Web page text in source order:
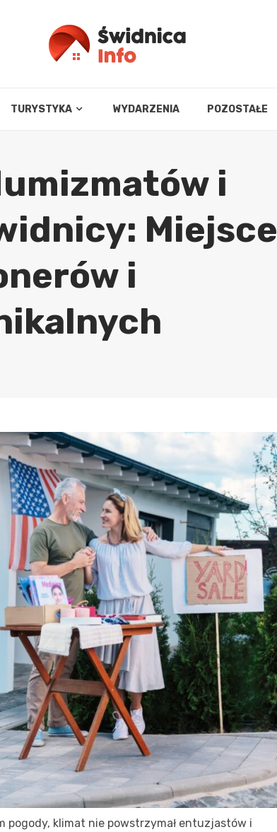
TURYSTYKA WYDARZENIA POZOSTAŁE
i
Miejsce
i
pogody, klimat nie powstrzymał entuzjastów i